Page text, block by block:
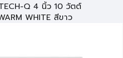
Q 4 นิ้ว 10 วัตต์
WHITE สีขาว